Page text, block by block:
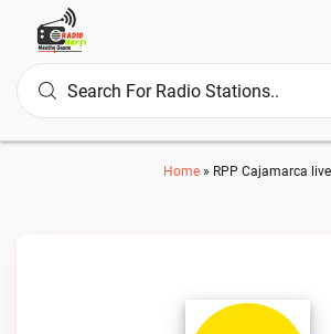
Home » RPP Cajamarca live